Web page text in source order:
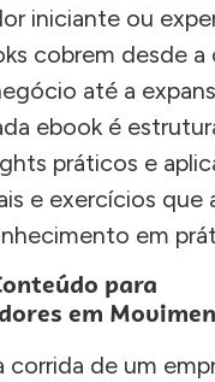
iniciante ou
cobrem desde
até a
ebook é
práticos e
e exercícios que
em
para
em
corrida de um